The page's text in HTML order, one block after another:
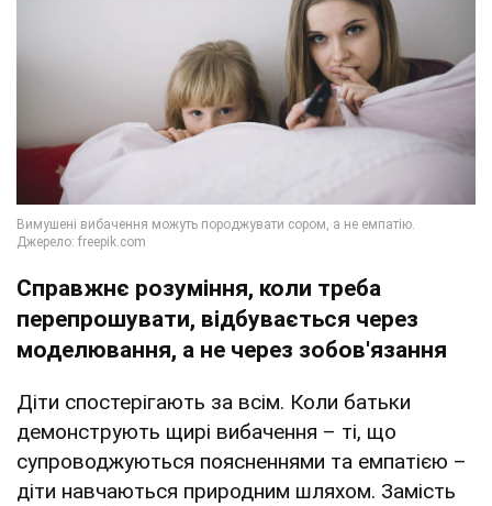
Справжнє розуміння, коли треба
перепрошувати, відбувається через
моделювання, а не через зобов'язання
Діти спостерігають за всім. Коли батьки
демонструють щирі вибачення – ті, що
супроводжуються поясненнями та емпатією –
діти навчаються природним шляхом. Замість